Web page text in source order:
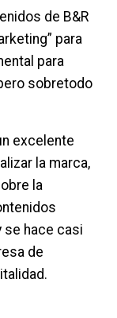
de B&R
para
para
sobretodo
excelente
la marca,
la
se hace casi
de